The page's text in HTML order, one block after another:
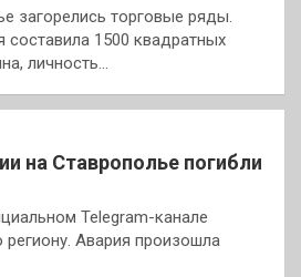
загорелись торговые ряды.
1500 квадратных
личность…
на Ставрополье погибли
Telegram-канале
Авария произошла